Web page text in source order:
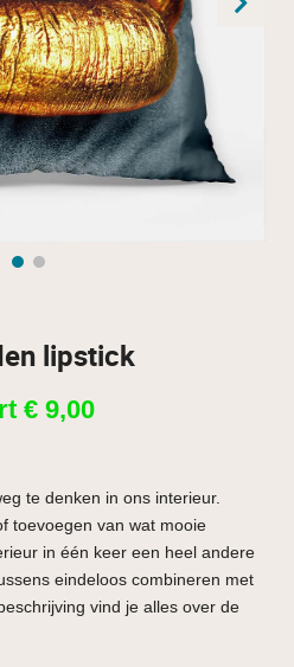
lipstick
€ 9,00
te denken in ons interieur.
toevoegen van wat mooie
in één keer een heel andere
eindeloos combineren met
vind je alles over de